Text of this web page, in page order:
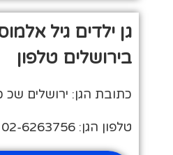
גן ילדים גיל
בירושלים טלפון
כתובת הגן: ירושלים שכ
טלפון הגן: 02-6263756